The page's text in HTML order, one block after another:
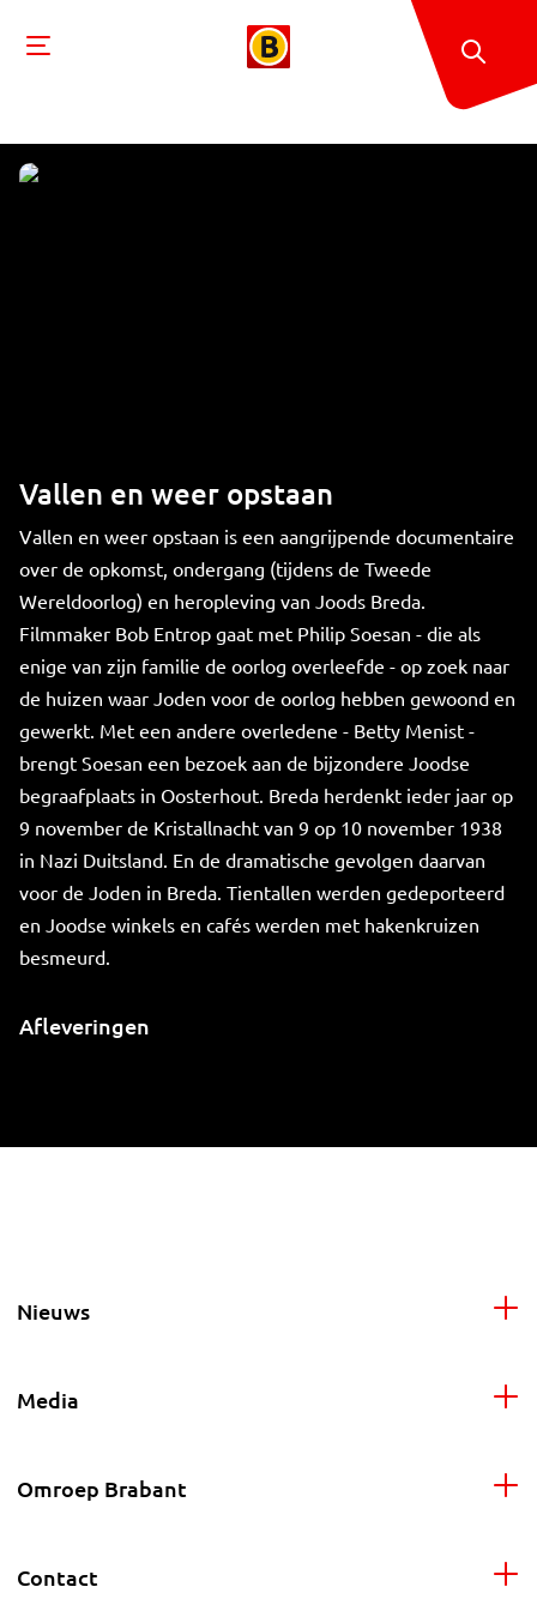
Vallen en weer opstaan
Vallen en weer opstaan is een aangrijpende documentaire
over de opkomst, ondergang (tijdens de Tweede
Wereldoorlog) en heropleving van Joods Breda.
Filmmaker Bob Entrop gaat met Philip Soesan - die als
enige van zijn familie de oorlog overleefde - op zoek naar
de huizen waar Joden voor de oorlog hebben gewoond en
gewerkt. Met een andere overledene - Betty Menist -
brengt Soesan een bezoek aan de bijzondere Joodse
begraafplaats in Oosterhout. Breda herdenkt ieder jaar op
9 november de Kristallnacht van 9 op 10 november 1938
in Nazi Duitsland. En de dramatische gevolgen daarvan
voor de Joden in Breda. Tientallen werden gedeporteerd
en Joodse winkels en cafés werden met hakenkruizen
besmeurd.
Afleveringen
Nieuws
Media
Omroep Brabant
Contact